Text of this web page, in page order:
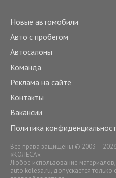
Новые автомобили
Авто с пробегом
Автосалоны
Команда
Реклама на сайте
Контакты
Вакансии
Политика
Все права защищены © 2003 –
«КОЛЕСА».
Любое использование
auto.kolesa.ru, допускается